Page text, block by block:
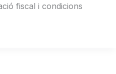
fiscal i condicions